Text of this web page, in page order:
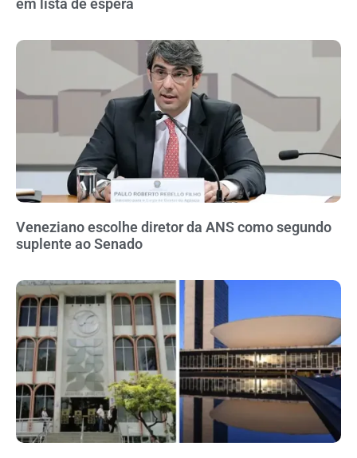
em lista de espera
Veneziano escolhe diretor da ANS como segundo
suplente ao Senado